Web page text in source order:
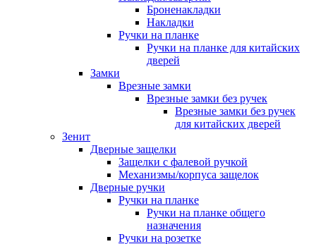
Броненакладки
Накладки
Ручки на планке
Ручки на планке для китайских
дверей
Замки
Врезные замки
Врезные замки без ручек
Врезные замки без ручек
для китайских дверей
Зенит
Дверные защелки
Защелки с фалевой ручкой
Механизмы/корпуса защелок
Дверные ручки
Ручки на планке
Ручки на планке общего
назначения
Ручки на розетке